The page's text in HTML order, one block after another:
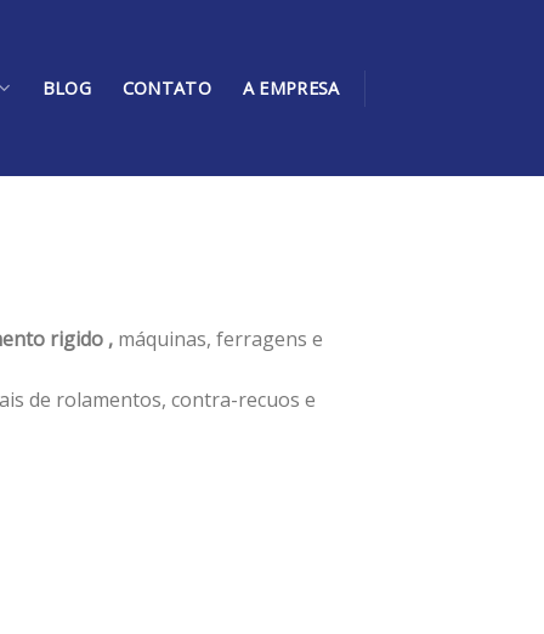
BLOG CONTATO A EMPRESA
rigido , máquinas, ferragens e
de rolamentos, contra-recuos e